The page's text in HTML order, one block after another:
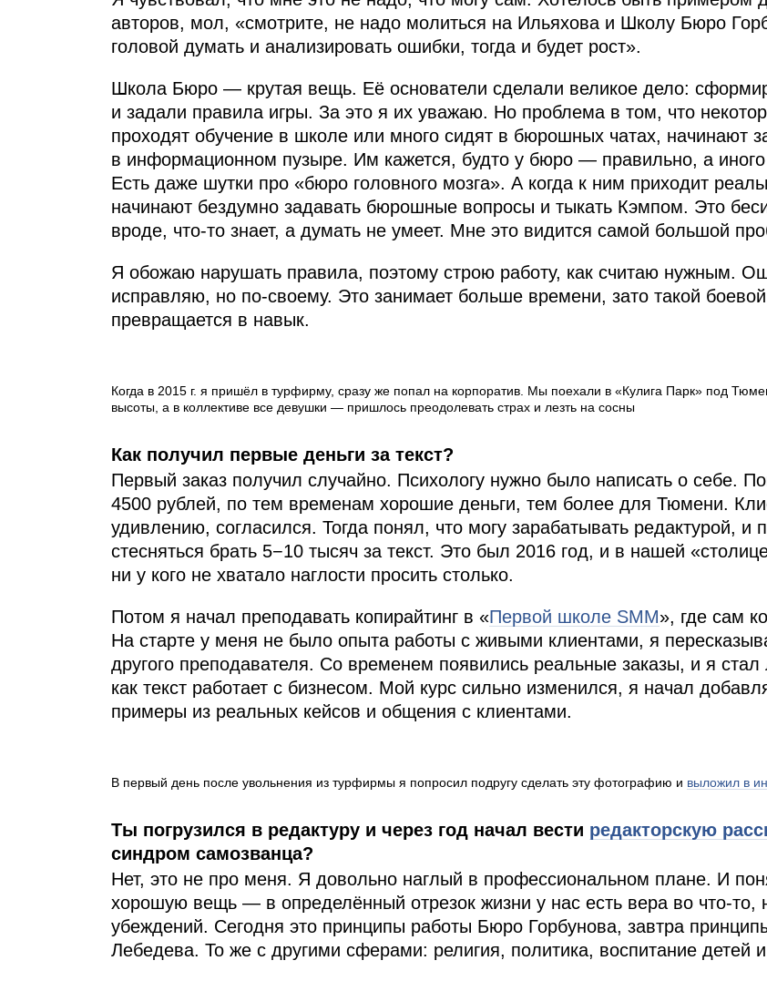
авторов, мол, «смотрите, не надо молиться на Ильяхова и Школу Бюро
головой думать и анализировать ошибки, тогда и будет рост».
Школа Бюро — крутая вещь. Её основатели сделали великое дело:
и задали правила игры. За это я их уважаю. Но проблема в том, что
проходят обучение в школе или много сидят в бюрошных чатах, начинают
в информационном пузыре. Им кажется, будто у бюро — правильно, а
Есть даже шутки про «бюро головного мозга». А когда к ним приходит
начинают бездумно задавать бюрошные вопросы и тыкать Кэмпом. Это
вроде, что-то знает, а думать не умеет. Мне это видится самой большой
Я обожаю нарушать правила, поэтому строю работу, как считаю нужным.
исправляю, но по-своему. Это занимает больше времени, зато такой
превращается в навык.
Когда в 2015 г. я пришёл в турфирму, сразу же попал на корпоратив. Мы поехали в «Кулига Парк» под
высоты, а в коллективе все девушки — пришлось преодолевать страх и лезть на сосны
Как получил первые деньги за текст?
Первый заказ получил случайно. Психологу нужно было написать о себе.
4500 рублей, по тем временам хорошие деньги, тем более для Тюмени.
удивлению, согласился. Тогда понял, что могу зарабатывать редактурой, и
стесняться брать 5−10 тысяч за текст. Это был 2016 год, и в нашей
ни у кого не хватало наглости просить столько.
Потом я начал преподавать копирайтинг в «Первой школе SMM», где сам
На старте у меня не было опыта работы с живыми клиентами, я
другого преподавателя. Со временем появились реальные заказы, и я
как текст работает с бизнесом. Мой курс сильно изменился, я начал
примеры из реальных кейсов и общения с клиентами.
В первый день после увольнения из турфирмы я попросил подругу сделать эту фотографию и выложил в
Ты погрузился в редактуру и через год начал вести редакторскую
синдром самозванца?
Нет, это не про меня. Я довольно наглый в профессиональном плане. И
хорошую вещь — в определённый отрезок жизни у нас есть вера во что-то,
убеждений. Сегодня это принципы работы Бюро Горбунова, завтра
Лебедева. То же с другими сферами: религия, политика, воспитание детей